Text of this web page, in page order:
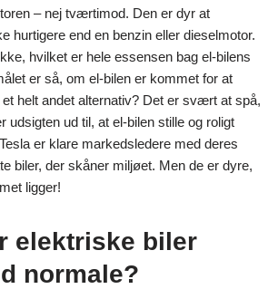
– nej tværtimod. Den er dyr at
hurtigere end en benzin eller dieselmotor.
hvilket er hele essensen bag el-bilens
er så, om el-bilen er kommet for at
helt andet alternativ? Det er svært at spå,
udsigten ud til, at el-bilen stille og roligt
er klare markedsledere med deres
biler, der skåner miljøet. Men de er dyre,
ligger!
elektriske biler
normale?